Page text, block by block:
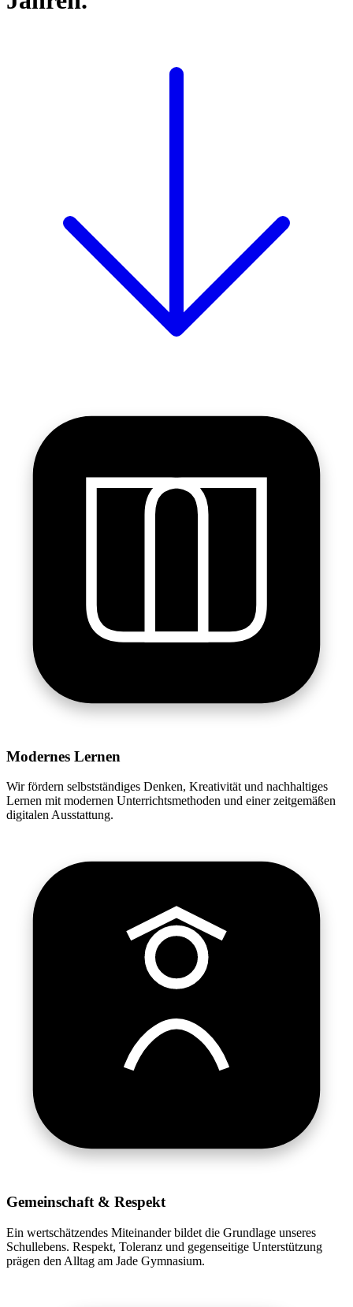
Modernes Lernen
Wir fördern selbstständiges Denken, Kreativität und nachhaltiges
Lernen mit modernen Unterrichtsmethoden und einer zeitgemäßen
digitalen Ausstattung.
Gemeinschaft & Respekt
Ein wertschätzendes Miteinander bildet die Grundlage unseres
Schullebens. Respekt, Toleranz und gegenseitige Unterstützung
prägen den Alltag am Jade Gymnasium.